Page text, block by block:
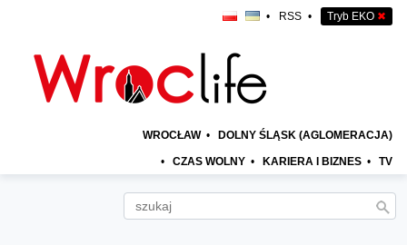
• RSS • Tryb EKO ✖
WROCŁAW • DOLNY ŚLĄSK (AGLOMERACJA)
• CZAS WOLNY • KARIERA I BIZNES • TV